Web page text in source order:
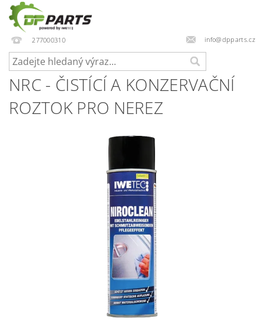
277000310 info@dpparts.cz
NRC - ČISTÍCÍ A KONZERVAČNÍ
ROZTOK PRO NEREZ